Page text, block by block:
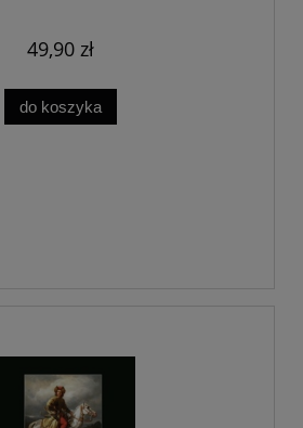
49,90 zł
do koszyka